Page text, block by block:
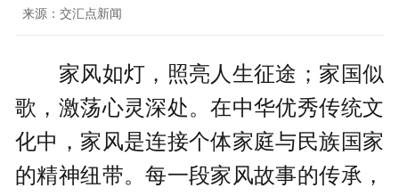
来源：交汇点新闻
家风如灯，照亮人生征途；家国似
歌，激荡心灵深处。在中华优秀传统文
化中，家风是连接个体家庭与民族国家
的精神纽带。每一段家风故事的传承，